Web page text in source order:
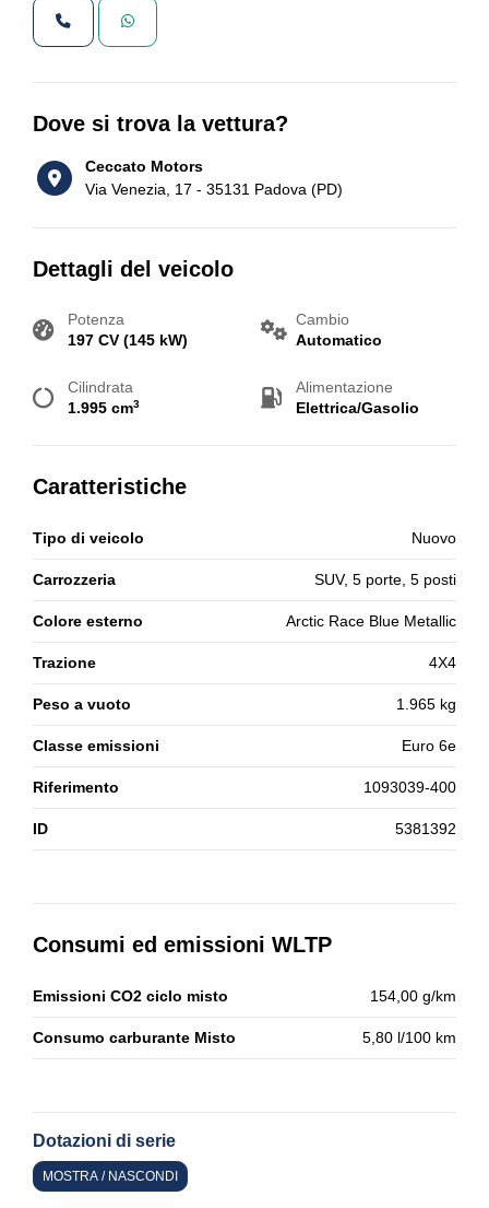
Dove si trova la vettura?
Ceccato Motors
Via Venezia, 17 - 35131 Padova (PD)
Dettagli del veicolo
Potenza
197 CV (145 kW)
Cambio
Automatico
Cilindrata
1.995 cm3
Alimentazione
Elettrica/Gasolio
Caratteristiche
Tipo di veicolo Nuovo
Carrozzeria SUV, 5 porte, 5 posti
Colore esterno Arctic Race Blue Metallic
Trazione 4X4
Peso a vuoto 1.965 kg
Classe emissioni Euro 6e
Riferimento 1093039-400
ID 5381392
Consumi ed emissioni WLTP
Emissioni CO2 ciclo misto 154,00 g/km
Consumo carburante Misto 5,80 l/100 km
Dotazioni di serie
MOSTRA / NASCONDI